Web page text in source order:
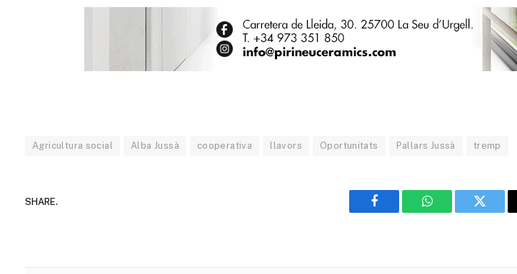
Agricultura social Alba Jussà cooperativa llavors Oportunitats Pallars Jussà tremp
SHARE.
Facebook WhatsAppTwitter